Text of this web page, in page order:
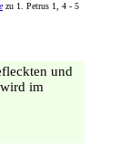
zu 1. Petrus 1, 4 - 5
und
im